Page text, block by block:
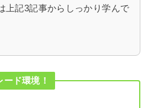
上記3記事からしっかり学んで
ド環境！